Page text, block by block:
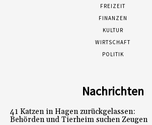
FREIZEIT
FINANZEN
KULTUR
WIRTSCHAFT
POLITIK
Nachrichten
41 Katzen in Hagen zurückgelassen:
Behörden und Tierheim suchen Zeugen